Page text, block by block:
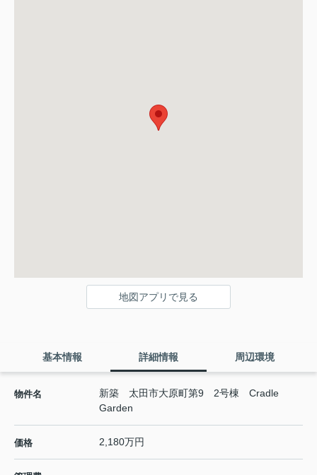
地図アプリで見る
基本情報 詳細情報 周辺環境
物件名
新築 太田市大原町第9 2号棟 Cradle
Garden
価格 2,180万円